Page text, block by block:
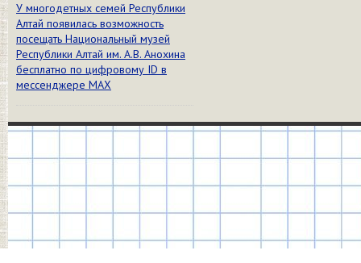
У многодетных семей Республики
Алтай появилась возможность
посещать Национальный музей
Республики Алтай им. А.В. Анохина
бесплатно по цифровому ID в
мессенджере МАХ